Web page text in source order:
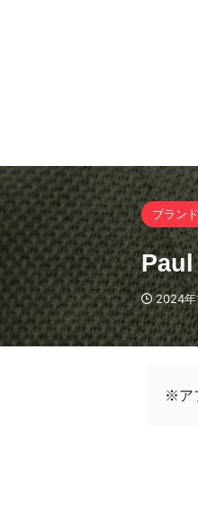
ブラン
2024
※ア